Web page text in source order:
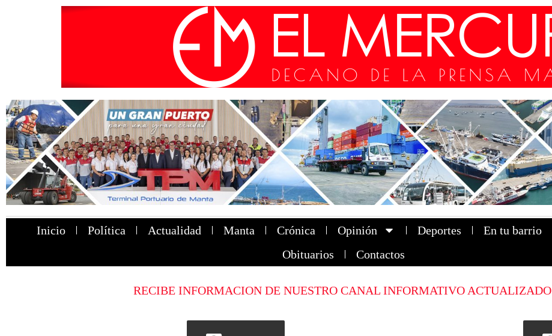
Inicio Política Actualidad Manta Crónica Opinión Deportes En tu barrio
Obituarios
Contactos
RECIBE INFORMACION DE NUESTRO CANAL INFORMATIVO ACTUALIZADO